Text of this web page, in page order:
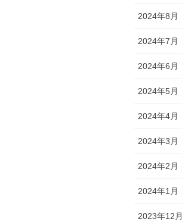
2024年8月
2024年7月
2024年6月
2024年5月
2024年4月
2024年3月
2024年2月
2024年1月
2023年12月